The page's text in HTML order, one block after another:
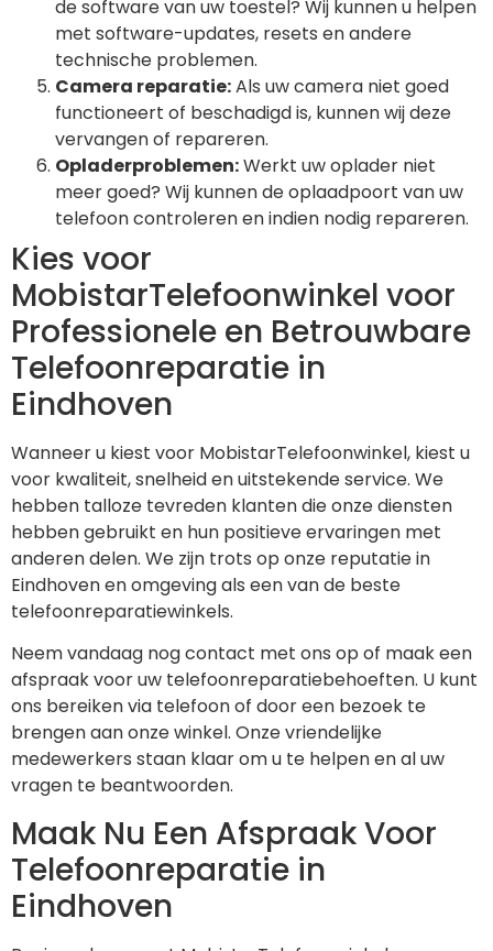
de software van uw toestel? Wij kunnen u helpen
met software-updates, resets en andere
technische problemen.
Camera reparatie:Als uw camera niet goed
functioneert of beschadigd is, kunnen wij deze
vervangen of repareren.
Opladerproblemen:Werkt uw oplader niet
meer goed? Wij kunnen de oplaadpoort van uw
telefoon controleren en indien nodig repareren.
Kies voor
MobistarTelefoonwinkel voor
Professionele en Betrouwbare
Telefoonreparatie in
Eindhoven
Wanneer u kiest voor MobistarTelefoonwinkel, kiest u
voor kwaliteit, snelheid en uitstekende service. We
hebben talloze tevreden klanten die onze diensten
hebben gebruikt en hun positieve ervaringen met
anderen delen. We zijn trots op onze reputatie in
Eindhoven en omgeving als een van de beste
telefoonreparatiewinkels.
Neem vandaag nog contact met ons op of maak een
afspraak voor uw telefoonreparatiebehoeften. U kunt
ons bereiken via telefoon of door een bezoek te
brengen aan onze winkel. Onze vriendelijke
medewerkers staan klaar om u te helpen en al uw
vragen te beantwoorden.
Maak Nu Een Afspraak Voor
Telefoonreparatie in
Eindhoven